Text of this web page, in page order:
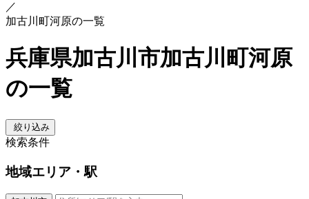
／
加古川町河原の一覧
兵庫県加古川市加古川町河原
の一覧
絞り込み
検索条件
地域エリア・駅